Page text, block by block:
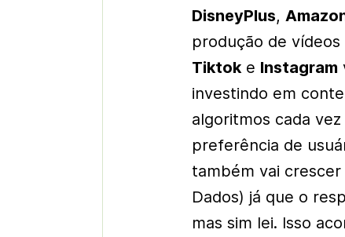
DisneyPlus,
produção de
Tiktoke Instagram
investindo em
algoritmos cada
preferência de
também vai crescer
Dados) já que o
mas sim lei. Isso